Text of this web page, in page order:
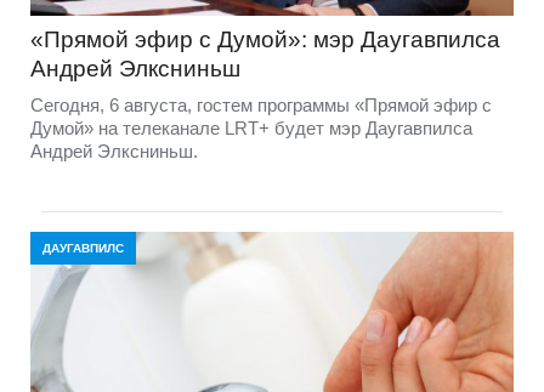
«Прямой эфир с Думой»: мэр Даугавпилса
Андрей Элксниньш
Сегодня, 6 августа, гостем программы «Прямой эфир с
Думой» на телеканале LRT+ будет мэр Даугавпилса
Андрей Элксниньш.
ДАУГАВПИЛС